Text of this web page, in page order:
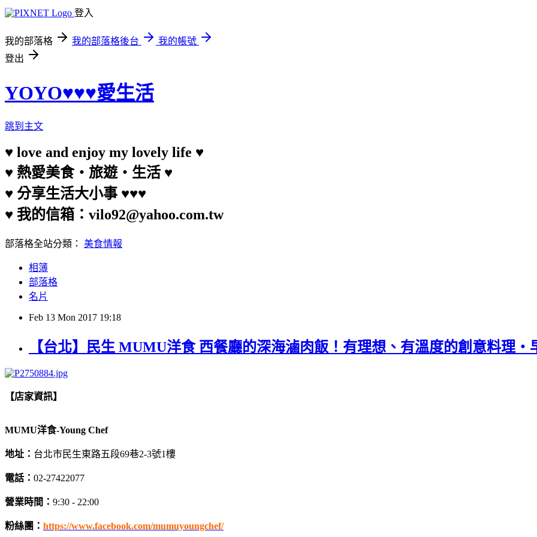
登入
我的部落格 我的部落格後台
我的帳號
登出
YOYO♥♥♥愛生活
跳到主文
♥ love and enjoy my lovely life ♥
♥ 熱愛美食‧旅遊‧生活 ♥
♥ 分享生活大小事 ♥♥♥
♥ 我的信箱：vilo92@yahoo.com.tw
部落格全站分類： 美食情報
相簿
部落格
名片
Feb 13 Mon 2017 19:18
【台北】民生 MUMU洋食 西餐廳的深海滷肉飯！有理想、有溫度的創意料
【店家資訊】
MUMU洋食-Young Chef
地址： 台北市民生東路五段69巷2-3號1樓
電話： 02-27422077
營業時間： 9:30 - 22:00
粉絲團： https://www.facebook.com/mumuyoungchef/